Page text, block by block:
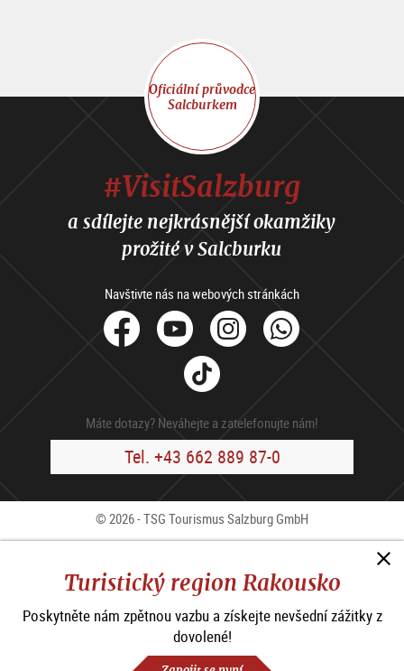
Turistický region Rakousko
Poskytněte nám zpětnou vazbu a získejte nevšední zážitky z
dovolené!
Oficiální průvodce
Salcburkem
#VisitSalzburg
a sdílejte nejkrásnější okamžiky
prožité v Salcburku
Navštivte nás na webových stránkách
facebook
YoutubeInstagram
Tik
Tok
Máte dotazy? Neváhejte a zatelefonujte nám!
Tel. +43 662 889 87-0
© 2026 - TSG Tourismus Salzburg GmbH
Impressum
V.o.p.
Prohlášení o přístupnosti
Nastavení cookies